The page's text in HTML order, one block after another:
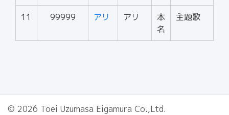
11 99999 アリ アリ
本
名
主題歌
© 2026 Toei Uzumasa Eigamura Co.,Ltd.